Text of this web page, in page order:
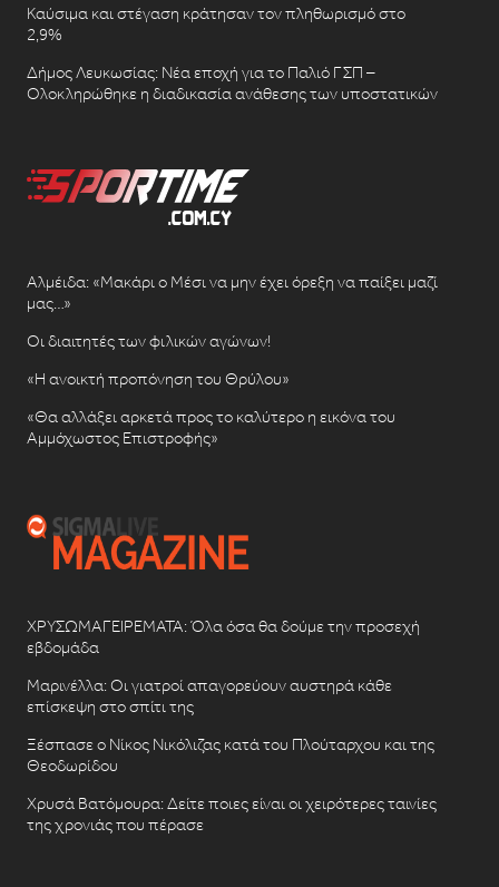
Καύσιμα και στέγαση κράτησαν τον πληθωρισμό στο
2,9%
Δήμος Λευκωσίας: Νέα εποχή για το Παλιό ΓΣΠ –
Ολοκληρώθηκε η διαδικασία ανάθεσης των υποστατικών
Αλμέιδα: «Μακάρι ο Μέσι να μην έχει όρεξη να παίξει μαζί
μας…»
Οι διαιτητές των φιλικών αγώνων!
«Η ανοικτή προπόνηση του Θρύλου»
«Θα αλλάξει αρκετά προς το καλύτερο η εικόνα του
Αμμόχωστος Επιστροφής»
ΧΡΥΣΩΜΑΓΕΙΡΕΜΑΤΑ: Όλα όσα θα δούμε την προσεχή
εβδομάδα
Μαρινέλλα: Οι γιατροί απαγορεύουν αυστηρά κάθε
επίσκεψη στο σπίτι της
Ξέσπασε ο Νίκος Νικόλιζας κατά του Πλούταρχου και της
Θεοδωρίδου
Χρυσά Βατόμουρα: Δείτε ποιες είναι οι χειρότερες ταινίες
της χρονιάς που πέρασε